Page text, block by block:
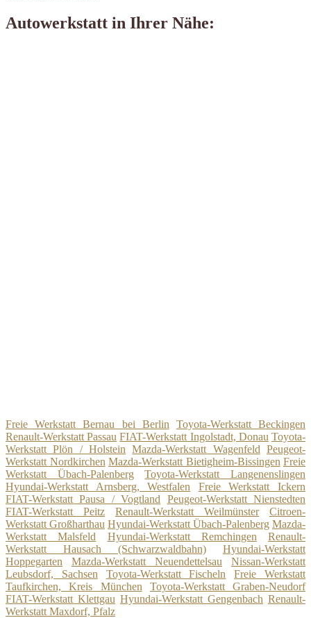
Autowerkstatt in Ihrer Nähe:
Freie Werkstatt Bernau bei Berlin
Toyota-Werkstatt Beckingen
Renault-Werkstatt Passau FIAT-Werkstatt Ingolstadt, Donau Toyota-
Werkstatt Plön / Holstein
Mazda-Werkstatt Wagenfeld Peugeot-
Werkstatt Nordkirchen Mazda-Werkstatt Bietigheim-Bissingen Freie
Werkstatt Übach-Palenberg
Toyota-Werkstatt Langenenslingen
Hyundai-Werkstatt Arnsberg, Westfalen
Freie Werkstatt Ickern
FIAT-Werkstatt Pausa / Vogtland
Peugeot-Werkstatt Nienstedten
FIAT-Werkstatt Peitz
Renault-Werkstatt Weilmünster
Citroen-
Werkstatt Großharthau Hyundai-Werkstatt Übach-Palenberg Mazda-
Werkstatt Malsfeld
Hyundai-Werkstatt Remchingen
Renault-
Werkstatt Hausach (Schwarzwaldbahn)
Hyundai-Werkstatt
Hoppegarten
Mazda-Werkstatt Neuendettelsau
Nissan-Werkstatt
Leubsdorf, Sachsen
Toyota-Werkstatt Fischeln
Freie Werkstatt
Taufkirchen, Kreis München
Toyota-Werkstatt Graben-Neudorf
FIAT-Werkstatt Klettgau Hyundai-Werkstatt Gengenbach Renault-
Werkstatt Maxdorf, Pfalz